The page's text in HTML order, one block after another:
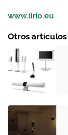
www.lirio.eu
Otros artículos